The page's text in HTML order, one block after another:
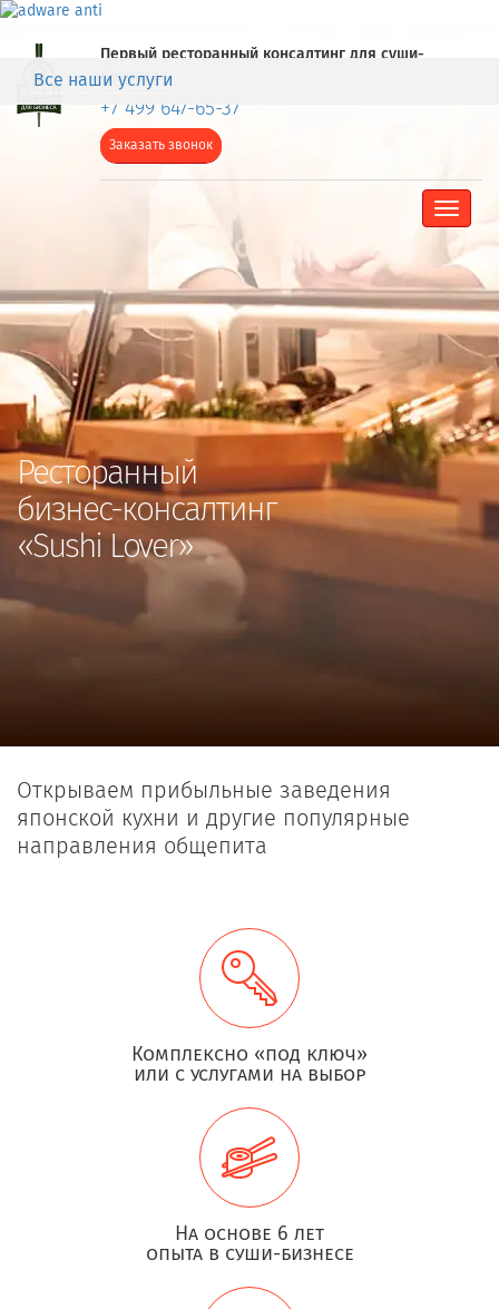
Первый ресторанный консалтинг для суши-
бизнеса
+7 499 647-65-37
Заказать звонок
Toggle
Ресторанный
бизнес-консалтинг
«Sushi Lover»
Все наши услуги
Открываем прибыльные заведения
японской кухни и другие популярные
направления общепита
Комплексно «под ключ»
или с услугами на выбор
На основе 6 лет
опыта в суши-бизнесе